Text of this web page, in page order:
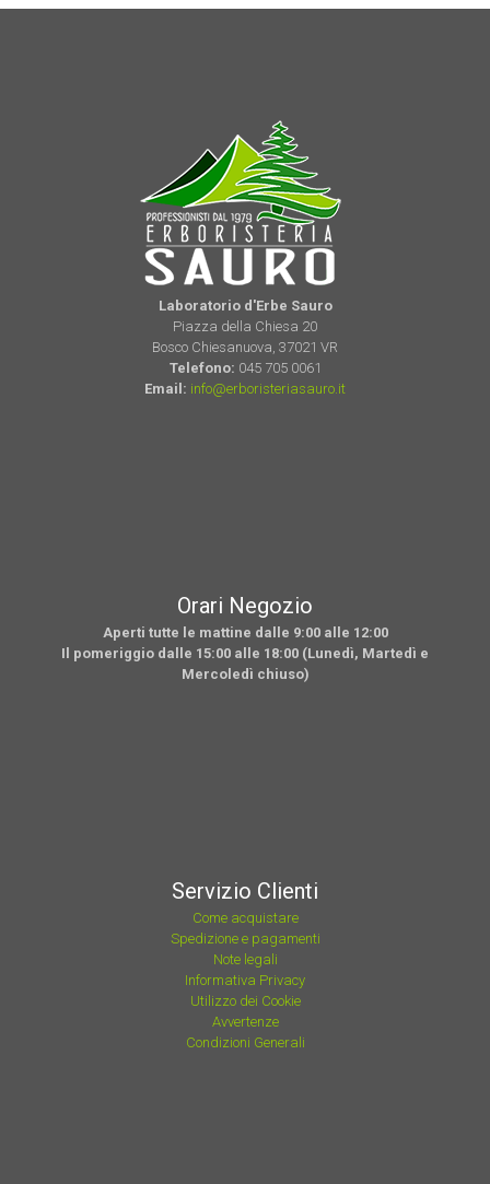
Laboratorio d'Erbe Sauro
Piazza della Chiesa 20
Bosco Chiesanuova, 37021 VR
Telefono: 045 705 0061
Email: info@erboristeriasauro.it
Orari Negozio
Aperti tutte le mattine dalle 9:00 alle 12:00
Il pomeriggio dalle 15:00 alle 18:00 (Lunedì, Martedì e
Mercoledì chiuso)
Servizio Clienti
Come acquistare
Spedizione e pagamenti
Note legali
Informativa Privacy
Utilizzo dei Cookie
Avvertenze
Condizioni Generali